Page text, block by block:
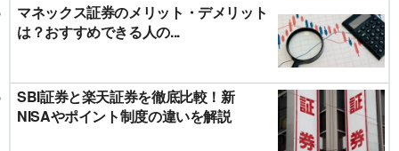
マネックス証券のメリット・デメリット
は？おすすめできる人の...
SBI証券と楽天証券を徹底比較！新
NISAやポイント制度の違いを解説